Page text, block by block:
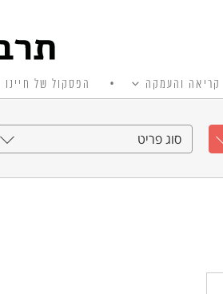
קריאה והעמקה הפסקול של חיינו
סוג פריט